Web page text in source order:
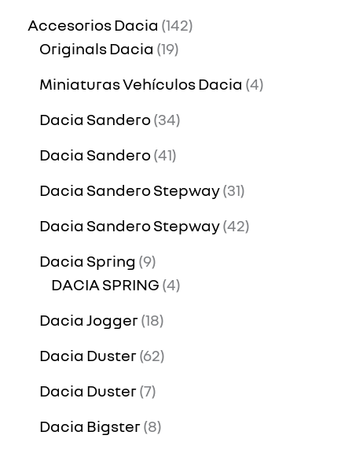
Accesorios Dacia 142
Originals Dacia 19
Miniaturas Vehículos Dacia 4
Dacia Sandero 34
Dacia Sandero 41
Dacia Sandero Stepway 31
Dacia Sandero Stepway 42
Dacia Spring 9
DACIA SPRING 4
Dacia Jogger 18
Dacia Duster 62
Dacia Duster 7
Dacia Bigster 8